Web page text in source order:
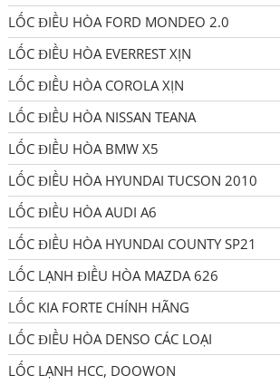
LỐC ĐIỀU HÒA FORD MONDEO 2.0
LỐC ĐIỀU HÒA EVERREST XỊN
LỐC ĐIỀU HÒA COROLA XỊN
LỐC ĐIỀU HÒA NISSAN TEANA
LỐC ĐIỀU HÒA BMW X5
LỐC ĐIỀU HÒA HYUNDAI TUCSON 2010
LỐC ĐIỀU HÒA AUDI A6
LỐC ĐIỀU HÒA HYUNDAI COUNTY SP21
LỐC LẠNH ĐIỀU HÒA MAZDA 626
LỐC KIA FORTE CHÍNH HÃNG
LỐC ĐIỀU HÒA DENSO CÁC LOẠI
LỐC LẠNH HCC, DOOWON